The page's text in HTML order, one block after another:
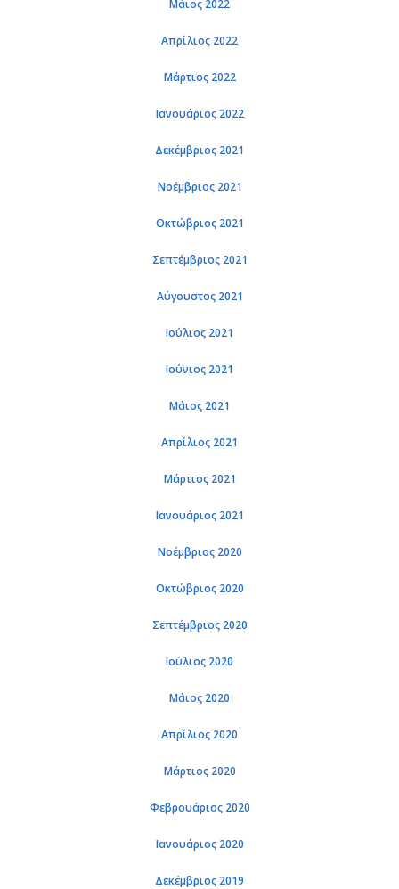
Μάιος 2022
Απρί­λιος 2022
Μάρ­τιος 2022
Ια­νουά­ριος 2022
Δε­κέμ­βριος 2021
Νο­έμ­βριος 2021
Οκτώ­βριος 2021
Σε­πτέμ­βριος 2021
Αύ­γου­στος 2021
Ιού­λιος 2021
Ιού­νιος 2021
Μάιος 2021
Απρί­λιος 2021
Μάρ­τιος 2021
Ια­νουά­ριος 2021
Νο­έμ­βριος 2020
Οκτώ­βριος 2020
Σε­πτέμ­βριος 2020
Ιού­λιος 2020
Μάιος 2020
Απρί­λιος 2020
Μάρ­τιος 2020
Φε­βρουά­ριος 2020
Ια­νουά­ριος 2020
Δε­κέμ­βριος 2019